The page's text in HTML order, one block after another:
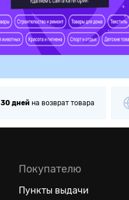
30 дней на возврат товара
Покупателю
Пункты выдачи